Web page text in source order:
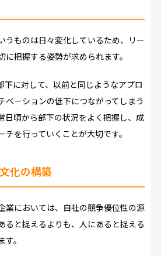
うものは日々変化しているため、リー
把握する姿勢が求められます。
下に対して、以前と同じようなアプロ
ベーションの低下につながってしまう
日頃から部下の状況をよく把握し、成
を行っていくことが大切です。
化の構築
業においては、自社の競争優位性の源
ると捉えるよりも、人にあると捉える
。